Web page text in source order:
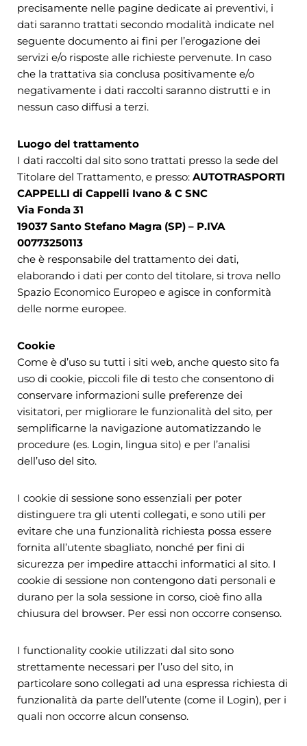
precisamente nelle pagine dedicate ai preventivi, i
dati saranno trattati secondo modalità indicate nel
seguente documento ai fini per l’erogazione dei
servizi e/o risposte alle richieste pervenute. In caso
che la trattativa sia conclusa positivamente e/o
negativamente i dati raccolti saranno distrutti e in
nessun caso diffusi a terzi.
Luogo del trattamento
I dati raccolti dal sito sono trattati presso la sede del
Titolare del Trattamento, e presso: AUTOTRASPORTI
CAPPELLI di Cappelli Ivano & C SNC
Via Fonda 31
19037 Santo Stefano Magra (SP) – P.IVA
00773250113
che è responsabile del trattamento dei dati,
elaborando i dati per conto del titolare, si trova nello
Spazio Economico Europeo e agisce in conformità
delle norme europee.
Cookie
Come è d’uso su tutti i siti web, anche questo sito fa
uso di cookie, piccoli file di testo che consentono di
conservare informazioni sulle preferenze dei
visitatori, per migliorare le funzionalità del sito, per
semplificarne la navigazione automatizzando le
procedure (es. Login, lingua sito) e per l’analisi
dell’uso del sito.
I cookie di sessione sono essenziali per poter
distinguere tra gli utenti collegati, e sono utili per
evitare che una funzionalità richiesta possa essere
fornita all’utente sbagliato, nonché per fini di
sicurezza per impedire attacchi informatici al sito. I
cookie di sessione non contengono dati personali e
durano per la sola sessione in corso, cioè fino alla
chiusura del browser. Per essi non occorre consenso.
I functionality cookie utilizzati dal sito sono
strettamente necessari per l’uso del sito, in
particolare sono collegati ad una espressa richiesta di
funzionalità da parte dell’utente (come il Login), per i
quali non occorre alcun consenso.